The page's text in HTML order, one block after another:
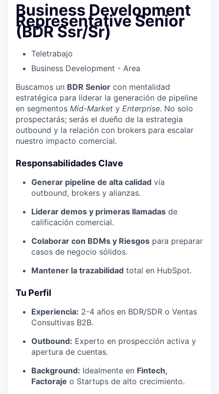
Business Development
Representative Senior
(BDR Ssr/Sr)
Teletrabajo
Business Development - Area
Buscamos un BDR Senior con mentalidad
estratégica para liderar la generación de pipeline
en segmentos Mid-Market y Enterprise. No solo
prospectarás; serás el dueño de la estrategia
outbound y la relación con brokers para escalar
nuestro impacto comercial.
Responsabilidades Clave
Generar pipeline de alta calidad vía
outbound, brokers y alianzas.
Liderar demos y primeras llamadas de
calificación comercial.
Colaborar con BDMs y Riesgos para preparar
casos de negocio sólidos.
Mantener la trazabilidad total en HubSpot.
Tu Perfil
Experiencia: 2-4 años en BDR/SDR o Ventas
Consultivas B2B.
Outbound: Experto en prospección activa y
apertura de cuentas.
Background: Idealmente en Fintech,
Factoraje o Startups de alto crecimiento.